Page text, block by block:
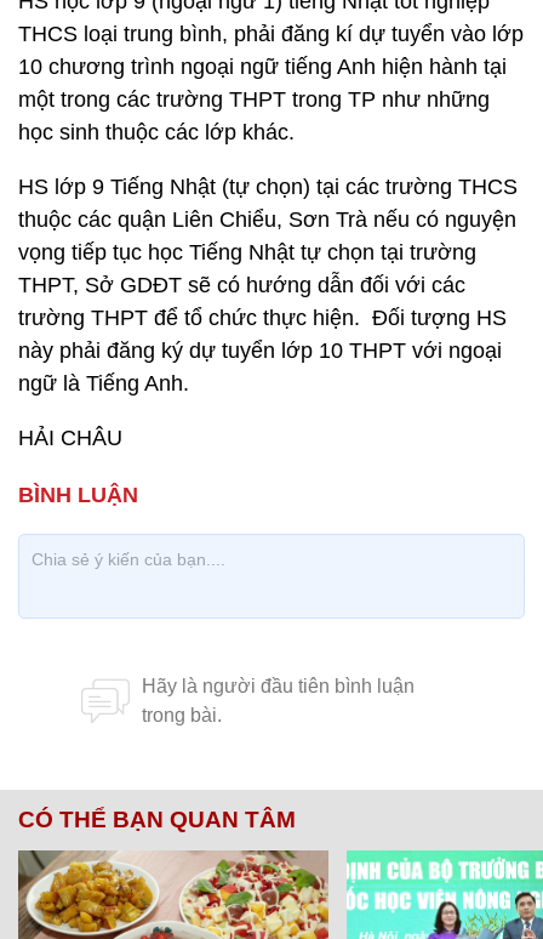
THCS loại trung bình, phải đăng kí dự tuyển vào lớp
10 chương trình ngoại ngữ tiếng Anh hiện hành tại
một trong các trường THPT trong TP như những
học sinh thuộc các lớp khác.
HS lớp 9 Tiếng Nhật (tự chọn) tại các trường THCS
thuộc các quận Liên Chiểu, Sơn Trà nếu có nguyện
vọng tiếp tục học Tiếng Nhật tự chọn tại trường
THPT, Sở GDĐT sẽ có hướng dẫn đối với các
trường THPT để tổ chức thực hiện. Đối tượng HS
này phải đăng ký dự tuyển lớp 10 THPT với ngoại
ngữ là Tiếng Anh.
HẢI CHÂU
CÓ THỂ BẠN QUAN TÂM